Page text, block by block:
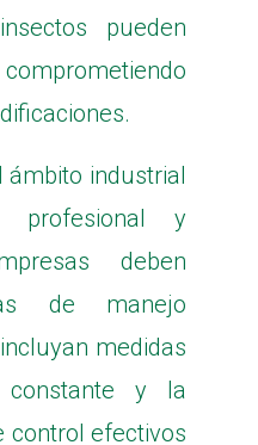
pueden
ámbito industrial
profesional y
deben
de manejo
medidas
constante y la
control efectivos